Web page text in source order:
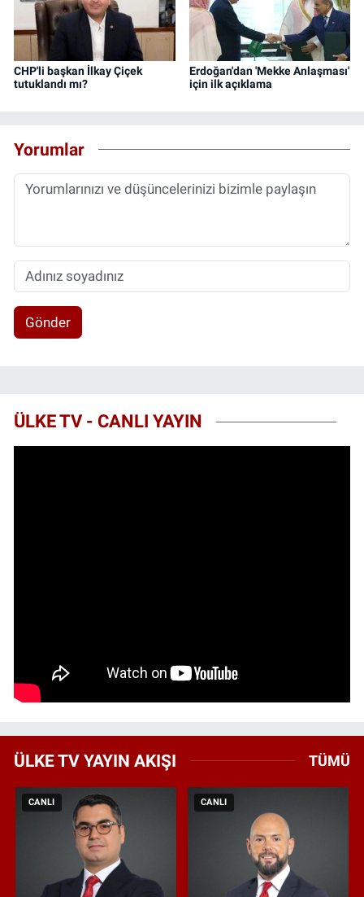
CHP'li başkan İlkay Çiçek
tutuklandı mı?
Erdoğan'dan 'Mekke Anlaşması'
için ilk açıklama
Yorumlar
Gönder
ÜLKE TV - CANLI YAYIN
ÜLKE TV YAYIN AKIŞI TÜMÜ
CANLI CANLI